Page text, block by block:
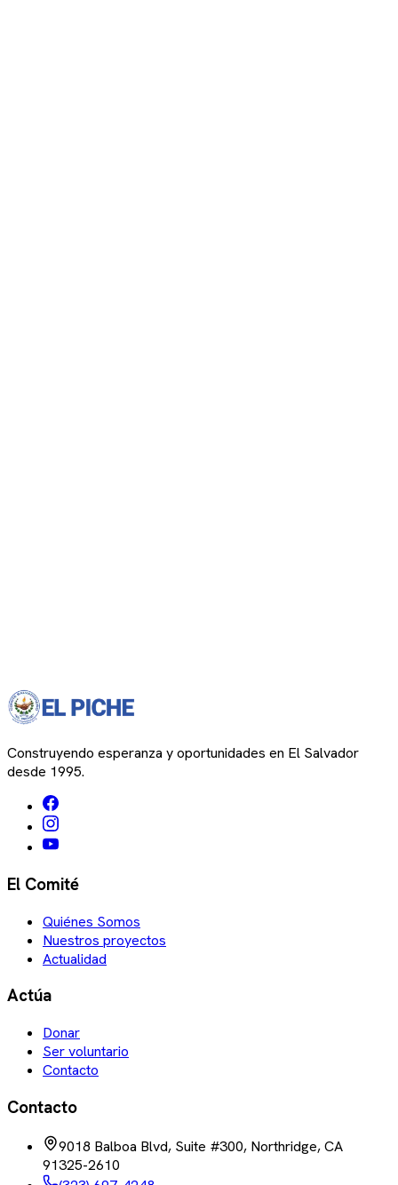
Construyendo esperanza y oportunidades en El Salvador
desde 1995.
El Comité
Quiénes Somos
Nuestros proyectos
Actualidad
Actúa
Donar
Ser voluntario
Contacto
Contacto
9018 Balboa Blvd, Suite #300, Northridge, CA
91325-2610